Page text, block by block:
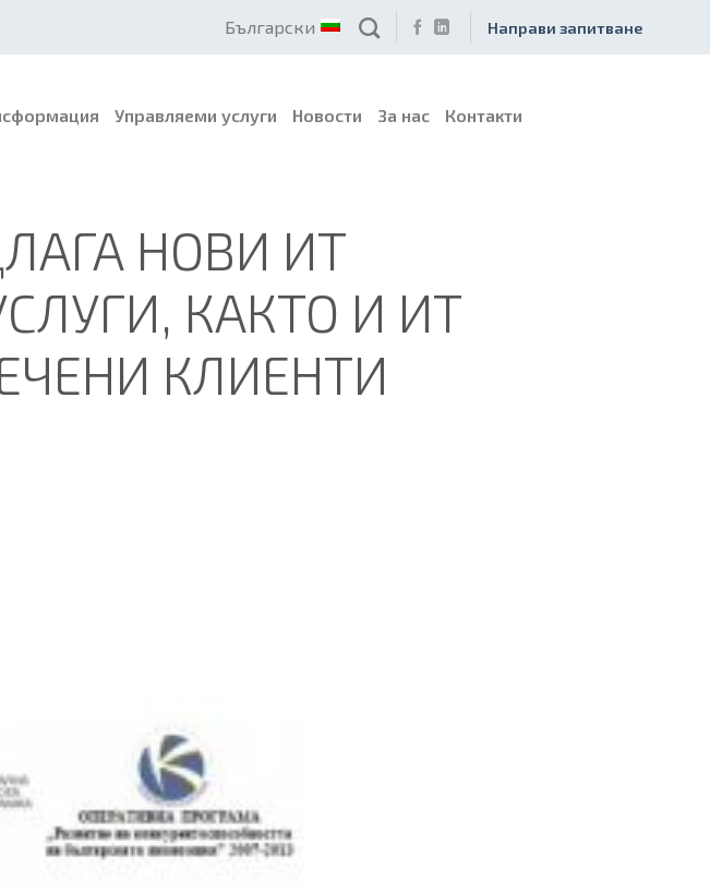
Български Направи запитване
Управляеми услуги Новости За нас Контакти
НОВИ ИТ
КАКТО И ИТ
КЛИЕНТИ